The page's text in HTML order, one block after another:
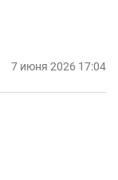
7 июня 2026 17:04